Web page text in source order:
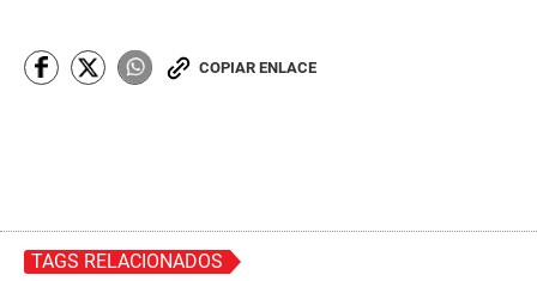
COPIAR ENLACE
TAGS RELACIONADOS